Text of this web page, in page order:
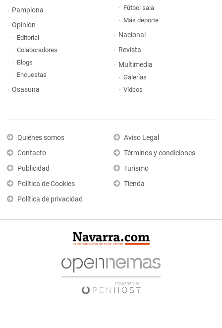
Pamplona
Opinión
Editorial
Colaboradores
Blogs
Encuestas
Osasuna
Fútbol sala
Más deporte
Nacional
Revista
Multimedia
Galerías
Vídeos
Quiénes somos
Contacto
Publicidad
Política de Cookies
Política de privacidad
Aviso Legal
Términos y condiciones
Turismo
Tienda